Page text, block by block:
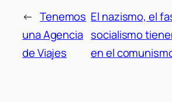
← Tenemos
una Agencia
de Viajes
El nazismo, el
socialismo
en el